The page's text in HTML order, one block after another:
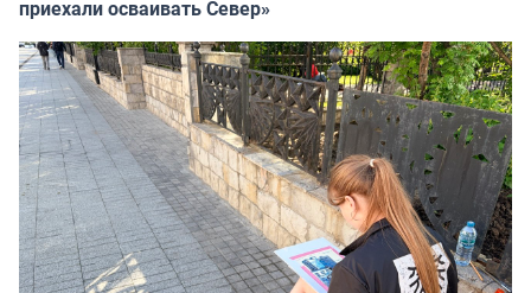
приехали осваивать Север»